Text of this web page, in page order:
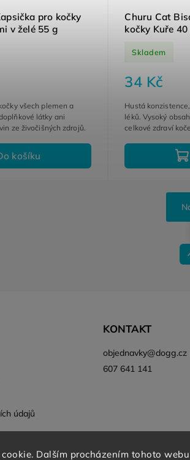
Dalším procházením tohoto webu
pro kočky
v želé 55 g
košíku
všech plemen a
látky ani
ze živočišných zdrojů.
Churu Cat
kočky Kuře 40
Skladem
34 Kč
Hustá
léků. Vysoký
celkové zdraví
údajů
KONTAKT
objednavky@dogg.cz
607 641 141